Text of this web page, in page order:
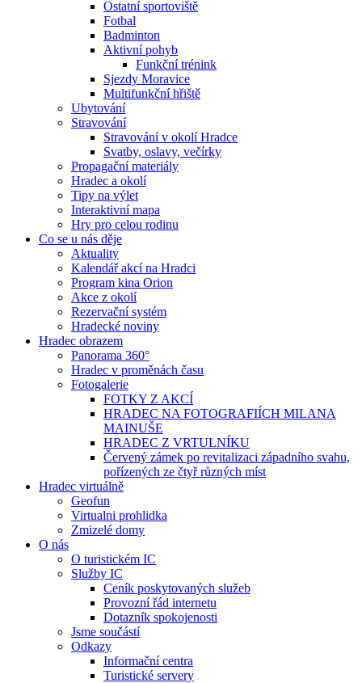
Ostatní sportoviště
Fotbal
Badminton
Aktivní pohyb
Funkční trénink
Sjezdy Moravice
Multifunkční hřiště
Ubytování
Stravování
Stravování v okolí Hradce
Svatby, oslavy, večírky
Propagační materiály
Hradec a okolí
Tipy na výlet
Interaktivní mapa
Hry pro celou rodinu
Co se u nás děje
Aktuality
Kalendář akcí na Hradci
Program kina Orion
Akce z okolí
Rezervační systém
Hradecké noviny
Hradec obrazem
Panorama 360°
Hradec v proměnách času
Fotogalerie
FOTKY Z AKCÍ
HRADEC NA FOTOGRAFIÍCH MILANA
MAINUŠE
HRADEC Z VRTULNÍKU
Červený zámek po revitalizaci západního svahu,
pořízených ze čtyř různých míst
Hradec virtuálně
Geofun
Virtualni prohlidka
Zmizelé domy
O nás
O turistickém IC
Služby IC
Ceník poskytovaných služeb
Provozní řád internetu
Dotazník spokojenosti
Jsme součástí
Odkazy
Informační centra
Turistické servery